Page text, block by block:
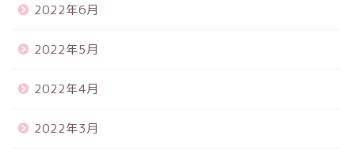
2022年6月
2022年5月
2022年4月
2022年3月